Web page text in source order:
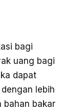
bagi
uang bagi
dapat
lebih
bahan bakar